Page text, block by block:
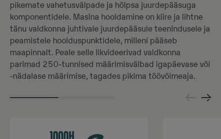
pikemate vahetusvälpade ja hõlpsa juurdepääsuga
komponentidele. Masina hooldamine on kiire ja lihtne
tänu valdkonna juhtivale juurdepääsule teenindusele ja
peamistele hoolduspunktidele, milleni pääseb
maapinnalt. Peale selle likvideerivad valdkonna
parimad 250-tunnised määrimisvälbad igapäevase või
-nädalase määrimise, tagades pikima töövõimeaja.